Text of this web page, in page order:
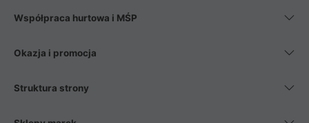
Współpraca hurtowa i MŚP
Okazja i promocja
Struktura strony